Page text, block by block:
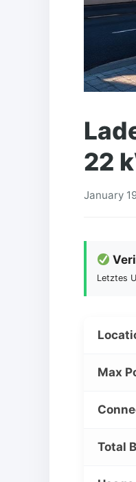
22
January
Letztes
Max
Total